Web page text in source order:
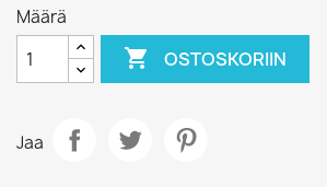
Määrä
 OSTOSKORIIN
Jaa